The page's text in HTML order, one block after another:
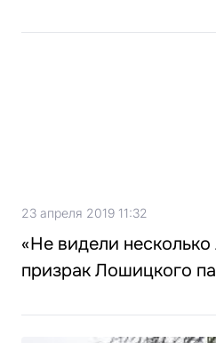
23 апреля 2019 11:32
«Не видели
призрак Лошицкого